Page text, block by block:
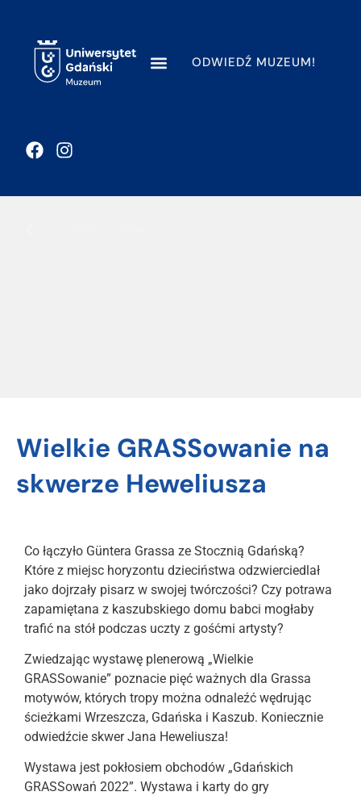
ODWIEDŹ MUZEUM!
Wielkie GRASSowanie na
skwerze Heweliusza
Co łączyło Güntera Grassa ze Stocznią Gdańską?
Które z miejsc horyzontu dzieciństwa odzwierciedlał
jako dojrzały pisarz w swojej twórczości? Czy potrawa
zapamiętana z kaszubskiego domu babci mogłaby
trafić na stół podczas uczty z gośćmi artysty?
Zwiedzając wystawę plenerową „Wielkie
GRASSowanie” poznacie pięć ważnych dla Grassa
motywów, których tropy można odnaleźć wędrując
ścieżkami Wrzeszcza, Gdańska i Kaszub. Koniecznie
odwiedźcie skwer Jana Heweliusza!
Wystawa jest pokłosiem obchodów „Gdańskich
GRASSowań 2022”. Wystawa i karty do gry